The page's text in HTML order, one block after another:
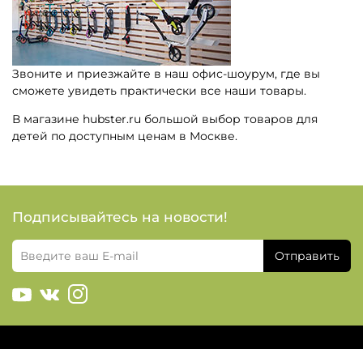
Звоните и приезжайте в наш офис-шоурум, где вы
сможете увидеть практически все наши товары.
В магазине hubster.ru большой выбор товаров для
детей по доступным ценам в Москве.
Подписывайтесь на новости!
Отправить